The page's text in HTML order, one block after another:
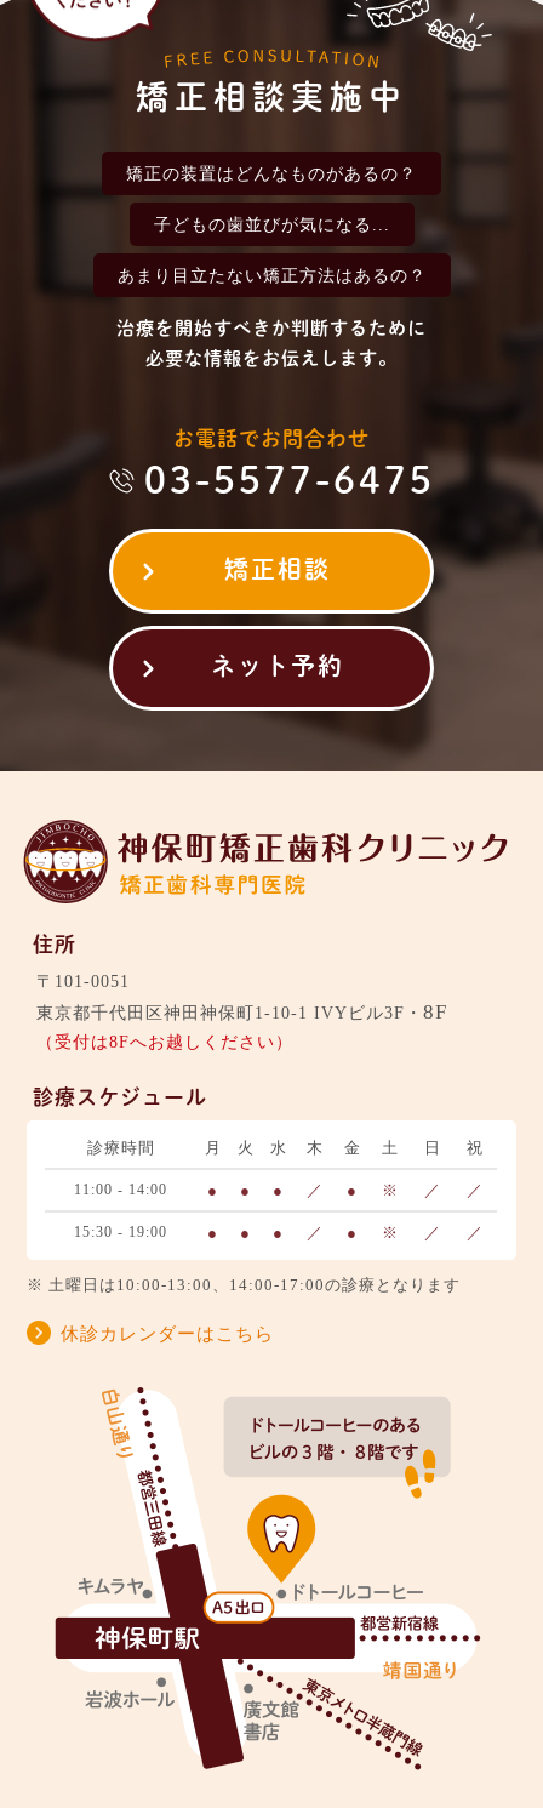
矯正相談実施中
矯正の装置は どんなものがあるの？
子どもの歯並びが気になる...
あまり目立たない矯正方法はあるの？
治療を開始すべきか判断するために
必要な情報をお伝えします。
お電話でお問合わせ
03-5577-6475
矯正相談
ネット予約
住所
〒101-0051
東京都千代田区神田神保町1-10-1 IVYビル3F・8F
（受付は8Fへお越しください）
診療スケジュール
診療時間 月 火 水 木 金 土 日 祝
11:00 - 14:00 ● ● ● ／ ● ※ ／ ／
15:30 - 19:00 ● ● ● ／ ● ※ ／ ／
※ 土曜日は10:00-13:00、14:00-17:00の診療となります
休診カレンダーはこちら